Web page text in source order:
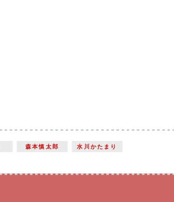
森本慎太郎
水川かたまり